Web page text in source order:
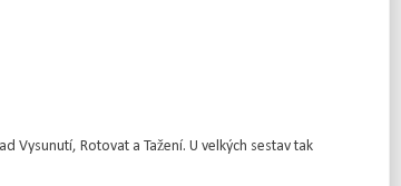
Vysunutí, Rotovat a Tažení. U velkých sestav tak